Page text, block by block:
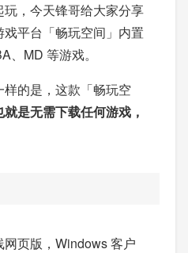
，今天锋哥给大家分享
平台「畅玩空间」内置
、MD 等游戏。
的是，这款「畅玩空
是无需下载任何游戏，
网页版，Windows 客户